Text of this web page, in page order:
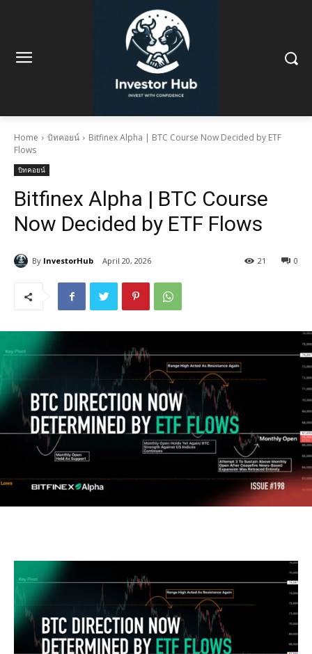
Home บิทคอยน์
Bitfinex Alpha | BTC Course Now Decided by ETF
Flows
บิทคอยน์
Bitfinex Alpha | BTC Course
Now Decided by ETF Flows
By InvestorHub April 20, 2026 0
21